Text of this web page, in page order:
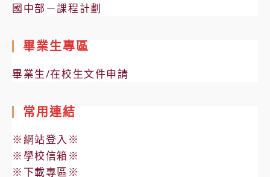
國中部－課程計劃
畢業生專區
畢業生/在校生文件申請
常用連結
※網站登入※
※學校信箱※
※下載專區※